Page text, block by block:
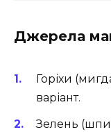
Джерела
Горіхи
варіант.
Зелень